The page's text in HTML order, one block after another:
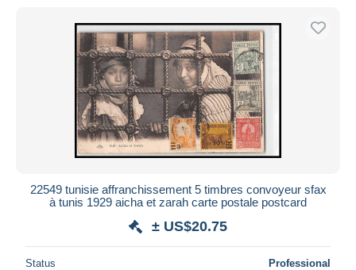
22549 tunisie affranchissement 5 timbres convoyeur sfax
à tunis 1929 aicha et zarah carte postale postcard
± US$20.75
Status Professional